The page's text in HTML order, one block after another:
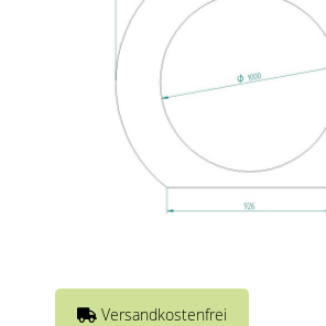
Versandkostenfrei